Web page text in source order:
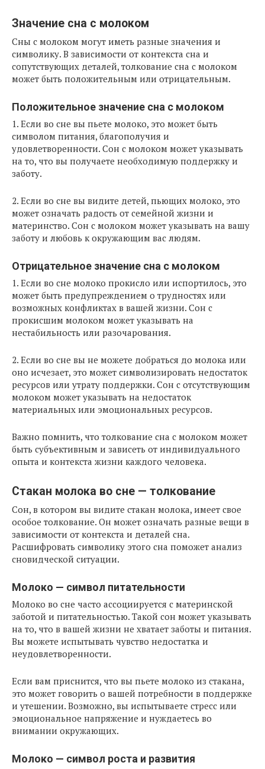
Значение сна с молоком
Сны с молоком могут иметь разные значения и
символику. В зависимости от контекста сна и
сопутствующих деталей, толкование сна с молоком
может быть положительным или отрицательным.
Положительное значение сна с молоком
1. Если во сне вы пьете молоко, это может быть
символом питания, благополучия и
удовлетворенности. Сон с молоком может указывать
на то, что вы получаете необходимую поддержку и
заботу.
2. Если во сне вы видите детей, пьющих молоко, это
может означать радость от семейной жизни и
материнство. Сон с молоком может указывать на вашу
заботу и любовь к окружающим вас людям.
Отрицательное значение сна с молоком
1. Если во сне молоко прокисло или испортилось, это
может быть предупреждением о трудностях или
возможных конфликтах в вашей жизни. Сон с
прокисшим молоком может указывать на
нестабильность или разочарования.
2. Если во сне вы не можете добраться до молока или
оно исчезает, это может символизировать недостаток
ресурсов или утрату поддержки. Сон с отсутствующим
молоком может указывать на недостаток
материальных или эмоциональных ресурсов.
Важно помнить, что толкование сна с молоком может
быть субъективным и зависеть от индивидуального
опыта и контекста жизни каждого человека.
Стакан молока во сне — толкование
Сон, в котором вы видите стакан молока, имеет свое
особое толкование. Он может означать разные вещи в
зависимости от контекста и деталей сна.
Расшифровать символику этого сна поможет анализ
сновидческой ситуации.
Молоко — символ питательности
Молоко во сне часто ассоциируется с материнской
заботой и питательностью. Такой сон может указывать
на то, что в вашей жизни не хватает заботы и питания.
Вы можете испытывать чувство недостатка и
неудовлетворенности.
Если вам приснится, что вы пьете молоко из стакана,
это может говорить о вашей потребности в поддержке
и утешении. Возможно, вы испытываете стресс или
эмоциональное напряжение и нуждаетесь во
внимании окружающих.
Молоко — символ роста и развития